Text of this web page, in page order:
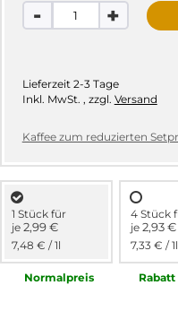
- +
Lieferzeit 2-3 Tage
Inkl. MwSt. , zzgl. Versand
Kaffee zum reduzierten
1 Stück für
je 2,99 €
7,48 € / 1l
Normal­preis
4 Stück
je 2,93 €
7,33 € / 1l
Rabatt